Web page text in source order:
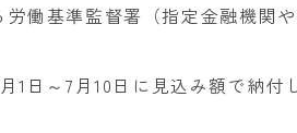
働基準監督署（指定金融機関
1日～7月10日に見込み額で納